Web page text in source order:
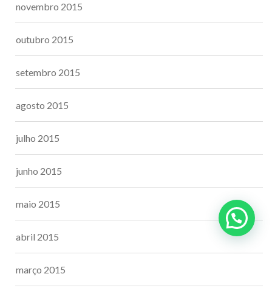
novembro 2015
outubro 2015
setembro 2015
agosto 2015
julho 2015
junho 2015
maio 2015
abril 2015
março 2015